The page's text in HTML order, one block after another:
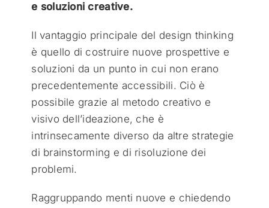
e soluzioni creative.
Il vantaggio principale del design thinking
è quello di costruire nuove prospettive e
soluzioni da un punto in cui non erano
precedentemente accessibili. Ciò è
possibile grazie al metodo creativo e
visivo dell’ideazione, che è
intrinsecamente diverso da altre strategie
di brainstorming e di risoluzione dei
problemi.
Raggruppando menti nuove e chiedendo